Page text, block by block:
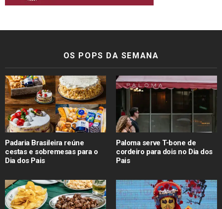
OS POPS DA SEMANA
Padaria Brasileira reúne
cestas e sobremesas para o
Dia dos Pais
Paloma serve T-bone de
cordeiro para dois no Dia dos
Pais